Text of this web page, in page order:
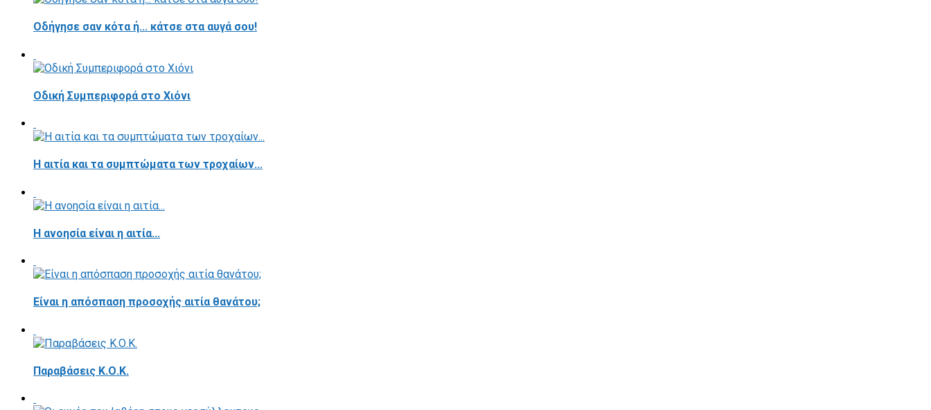
Οδήγησε σαν κότα ή... κάτσε στα αυγά σου!
Οδική Συμπεριφορά στο Χιόνι
Η αιτία και τα συμπτώματα των τροχαίων...
Η ανοησία είναι η αιτία...
Είναι η απόσπαση προσοχής αιτία θανάτου;
Παραβάσεις Κ.Ο.Κ.